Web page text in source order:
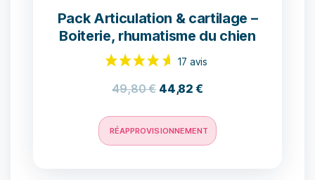
25 avis
Pack Articulation & cartilage –
Boiterie, rhumatisme du chien
49,80€ 44,82 €
RÉAPPROVISIONNEMENT